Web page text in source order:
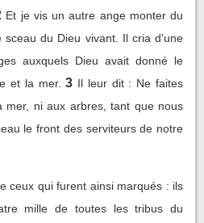
Et je vis un autre ange monter du
du Dieu vivant. Il cria d'une
auxquels Dieu avait donné le
et la mer. 3 Il leur dit : Ne faites
ni aux arbres, tant que nous
le front des serviteurs de notre
ceux qui furent ainsi marqués : ils
mille de toutes les tribus du